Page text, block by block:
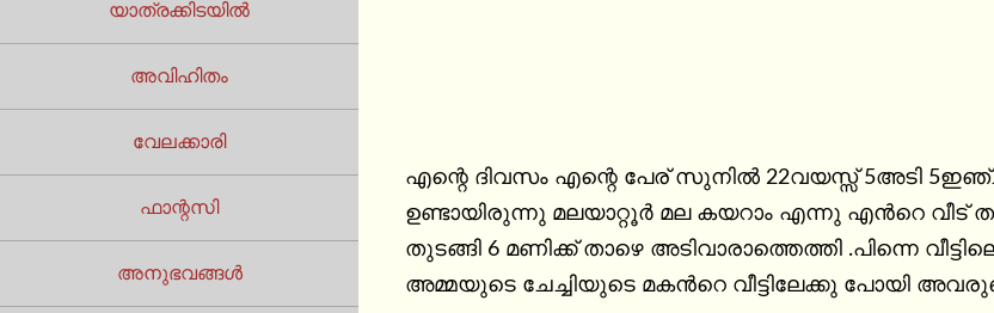
യാത്രക്കിടയില്‍
അവിഹിതം
വേലക്കാരി
ഫാന്റസി
അനുഭവങ്ങൾ
എന്റെ ദിവസം എന്റെ പേര് സുനിൽ 22വയസ്സ് 5അടി
ഉണ്ടായിരുന്നു മലയാറ്റൂർ മല കയറാം എന്നു എൻറെ
തുടങ്ങി 6 മണിക്ക് താഴെ അടിവാരാത്തെത്തി .പിന്നെ
അമ്മയുടെ ചേച്ചിയുടെ മകൻറെ വീട്ടിലേക്കു പോയി